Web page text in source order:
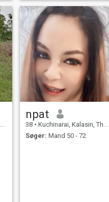
npat
38 • Kuchinarai, Kalasin, Thailand
Søger: Mand 50 - 72